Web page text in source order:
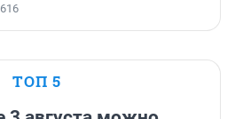
616
ТОП 5